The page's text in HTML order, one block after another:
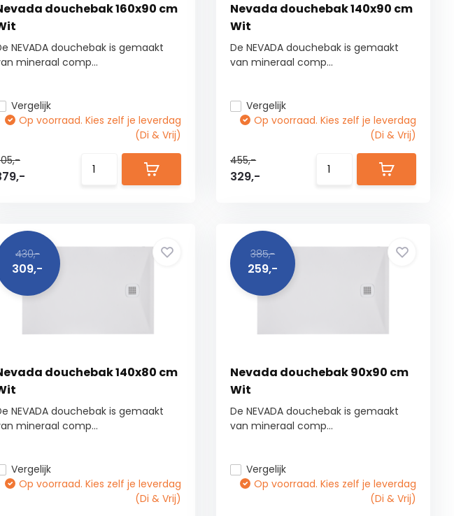
douchebak 160x90 cm
NEVADA douchebak is gemaakt
mineraal comp...
Vergelijk
Op voorraad. Kies zelf je leverdag
(Di & Vrij)
Nevada douchebak 140x90 cm
Wit
De NEVADA douchebak is gemaakt
van mineraal comp...
Vergelijk
Op voorraad. Kies zelf je leverdag
(Di & Vrij)
455,-
329,-
430,-
309,-
douchebak 140x80 cm
NEVADA douchebak is gemaakt
mineraal comp...
Vergelijk
Op voorraad. Kies zelf je leverdag
(Di & Vrij)
385,-
259,-
Nevada douchebak 90x90 cm
Wit
De NEVADA douchebak is gemaakt
van mineraal comp...
Vergelijk
Op voorraad. Kies zelf je leverdag
(Di & Vrij)